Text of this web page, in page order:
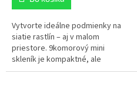
Vytvorte ideálne podmienky na
siatie rastlín – aj v malom
priestore. 9komorový mini
skleník je kompaktné, ale
neuveriteľne efektívne riešenie